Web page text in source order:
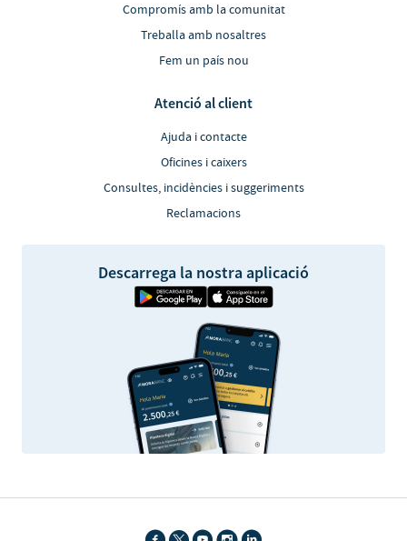
Compromís amb la comunitat
Treballa amb nosaltres
Fem un país nou
Atenció al client
Ajuda i contacte
Oficines i caixers
Consultes, incidències i suggeriments
Reclamacions
Descarrega la nostra aplicació